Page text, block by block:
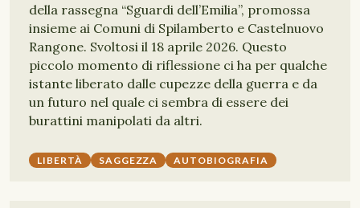
della rassegna “Sguardi dell’Emilia”, promossa
insieme ai Comuni di Spilamberto e Castelnuovo
Rangone. Svoltosi il 18 aprile 2026. Questo
piccolo momento di riflessione ci ha per qualche
istante liberato dalle cupezze della guerra e da
un futuro nel quale ci sembra di essere dei
burattini manipolati da altri.
LIBERTÀ SAGGEZZA AUTOBIOGRAFIA